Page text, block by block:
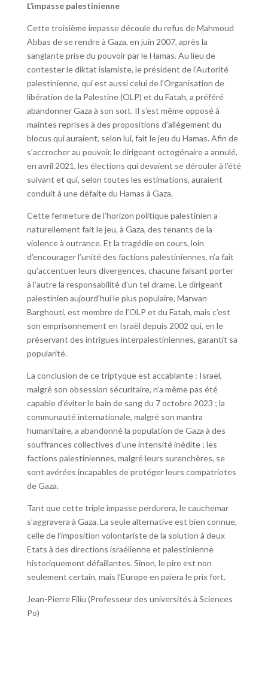
L’impasse palestinienne
Cette troisième impasse découle du refus de Mahmoud
Abbas de se rendre à Gaza, en juin 2007, après la
sanglante prise du pouvoir par le Hamas. Au lieu de
contester le diktat islamiste, le président de l’Autorité
palestinienne, qui est aussi celui de l’Organisation de
libération de la Palestine (OLP) et du Fatah, a préféré
abandonner Gaza à son sort. Il s’est même opposé à
maintes reprises à des propositions d’allégement du
blocus qui auraient, selon lui, fait le jeu du Hamas. Afin de
s’accrocher au pouvoir, le dirigeant octogénaire a annulé,
en avril 2021, les élections qui devaient se dérouler à l’été
suivant et qui, selon toutes les estimations, auraient
conduit à une défaite du Hamas à Gaza.
Cette fermeture de l’horizon politique palestinien a
naturellement fait le jeu, à Gaza, des tenants de la
violence à outrance. Et la tragédie en cours, loin
d’encourager l’unité des factions palestiniennes, n’a fait
qu’accentuer leurs divergences, chacune faisant porter
à l’autre la responsabilité d’un tel drame. Le dirigeant
palestinien aujourd’hui le plus populaire, Marwan
Barghouti, est membre de l’OLP et du Fatah, mais c’est
son emprisonnement en Israël depuis 2002 qui, en le
préservant des intrigues interpalestiniennes, garantit sa
popularité.
La conclusion de ce triptyque est accablante : Israël,
malgré son obsession sécuritaire, n’a même pas été
capable d’éviter le bain de sang du 7 octobre 2023 ; la
communauté internationale, malgré son mantra
humanitaire, a abandonné la population de Gaza à des
souffrances collectives d’une intensité inédite ; les
factions palestiniennes, malgré leurs surenchères, se
sont avérées incapables de protéger leurs compatriotes
de Gaza.
Tant que cette triple impasse perdurera, le cauchemar
s’aggravera à Gaza. La seule alternative est bien connue,
celle de l’imposition volontariste de la solution à deux
Etats à des directions israélienne et palestinienne
historiquement défaillantes. Sinon, le pire est non
seulement certain, mais l’Europe en paiera le prix fort.
Jean-Pierre Filiu (Professeur des universités à Sciences
Po)